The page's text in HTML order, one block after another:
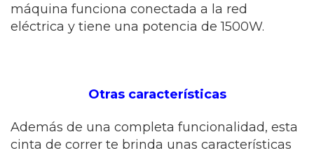
máquina funciona conectada a la red
eléctrica y tiene una potencia de 1500W.
Otras características
Además de una completa funcionalidad, esta
cinta de correr te brinda unas características